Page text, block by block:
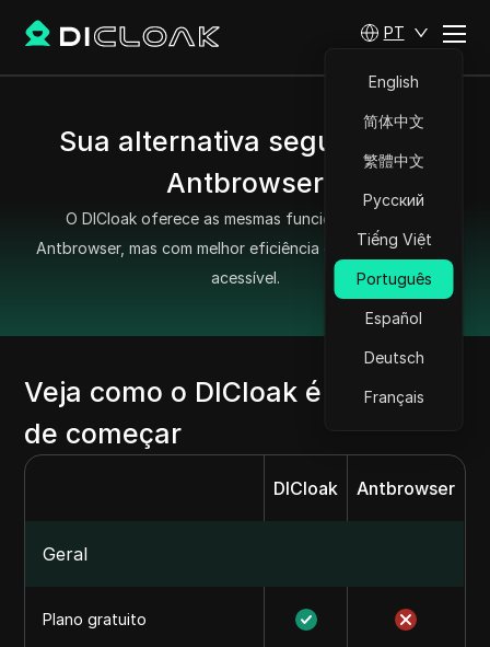
PT
English
简体中文
繁體中文
Русский
Tiếng Việt
Português
Español
Deutsch
Français
Sua alternativa segura para
Antbrowser
O DICloak oferece as mesmas funcionalidades do
Antbrowser, mas com melhor eficiência e a um preço mais
acessível.
Veja como o DICloak é mais fácil
de começar
DICloak Antbrowser
Geral
Plano gratuito